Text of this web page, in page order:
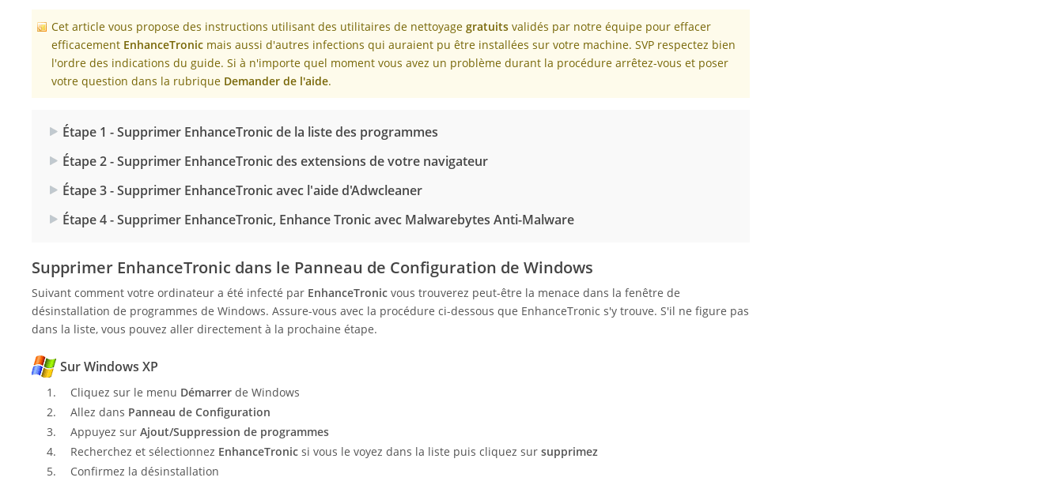
Cet article vous propose des instructions utilisant des utilitaires de nettoyage gratuits validés par notre équipe pour effacer
efficacement EnhanceTronic mais aussi d'autres infections qui auraient pu être installées sur votre machine. SVP respectez bien
l'ordre des indications du guide. Si à n'importe quel moment vous avez un problème durant la procédure arrêtez-vous et poser
votre question dans la rubrique Demander de l'aide.
Étape 1 - Supprimer EnhanceTronic de la liste des programmes
Étape 2 - Supprimer EnhanceTronic des extensions de votre navigateur
Étape 3 - Supprimer EnhanceTronic avec l'aide d'Adwcleaner
Étape 4 - Supprimer EnhanceTronic, Enhance Tronic avec Malwarebytes Anti-Malware
Supprimer EnhanceTronic dans le Panneau de Configuration de Windows
Suivant comment votre ordinateur a été infecté par EnhanceTronic vous trouverez peut-être la menace dans la fenêtre de
désinstallation de programmes de Windows. Assure-vous avec la procédure ci-dessous que EnhanceTronic s'y trouve. S'il ne figure pas
dans la liste, vous pouvez aller directement à la prochaine étape.
Sur Windows XP
Cliquez sur le menu Démarrer de Windows
Allez dans Panneau de Configuration
Appuyez sur Ajout/Suppression de programmes
Recherchez et sélectionnez EnhanceTronic si vous le voyez dans la liste puis cliquez sur supprimez
Confirmez la désinstallation